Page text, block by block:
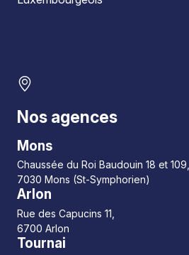
Nos agences
Mons
Chaussée du Roi Baudouin 18 et 109,
7030 Mons (St-Symphorien)
Arlon
Rue des Capucins 11,
6700 Arlon
Tournai